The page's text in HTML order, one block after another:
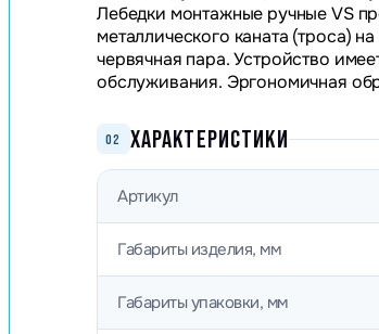
Лебедки монтажные ручные VS
металлического каната (троса)
червячная пара. Устройство
обслуживания. Эргономичная
02 ХАРАКТЕРИСТИКИ
Артикул
Габариты изделия, мм
Габариты упаковки, мм